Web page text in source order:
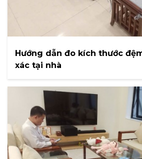
Hướng dẫn đo kích thước
xác tại nhà